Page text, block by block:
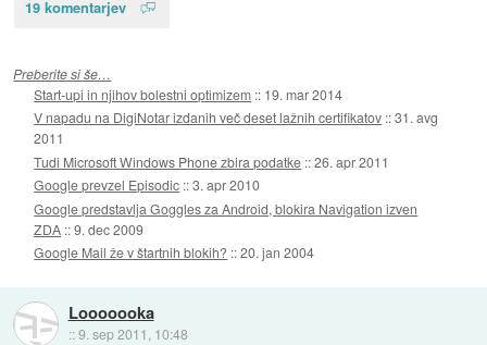
19 komentarjev
Preberite si še…
Start-upi in njihov bolestni optimizem :: 19. mar 2014
V napadu na DigiNotar izdanih več deset lažnih certifikatov ::31. avg
2011
Tudi Microsoft Windows Phone zbira podatke ::26. apr 2011
Google prevzel Episodic ::3. apr 2010
Google predstavlja Goggles za Android, blokira Navigation izven
ZDA ::9. dec 2009
Google Mail že v štartnih blokih? ::20. jan 2004
Looooooka
::9. sep 2011, 10:48